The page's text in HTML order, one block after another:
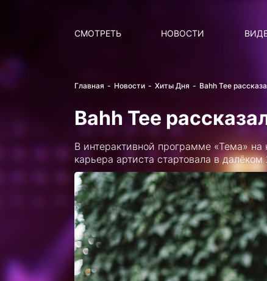
СМОТРЕТЬ НОВОСТИ
Главная Новости Хиты Дня Bahh Tee
Bahh Tee
В интерактивной программе «Тема»
карьера артиста стартовала в далёком